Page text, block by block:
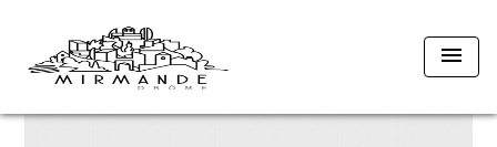
menu